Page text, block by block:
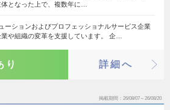
となった上で、複数年に…
ーションおよびプロフェッショナルサービス企業
や組織の変革を支援しています。 企…
り 詳細へ
掲載期間 26/08/07～26/08/20